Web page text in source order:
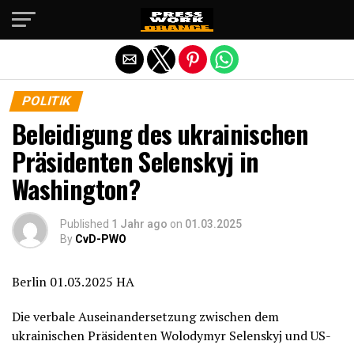
POLITIK
Beleidigung des ukrainischen
Präsidenten Selenskyj in
Washington?
Published 1 Jahr ago on 01.03.2025
By CvD-PWO
Berlin 01.03.2025 HA
Die verbale Auseinandersetzung zwischen dem
ukrainischen Präsidenten Wolodymyr Selenskyj und US-
Die mobile Version verlassen